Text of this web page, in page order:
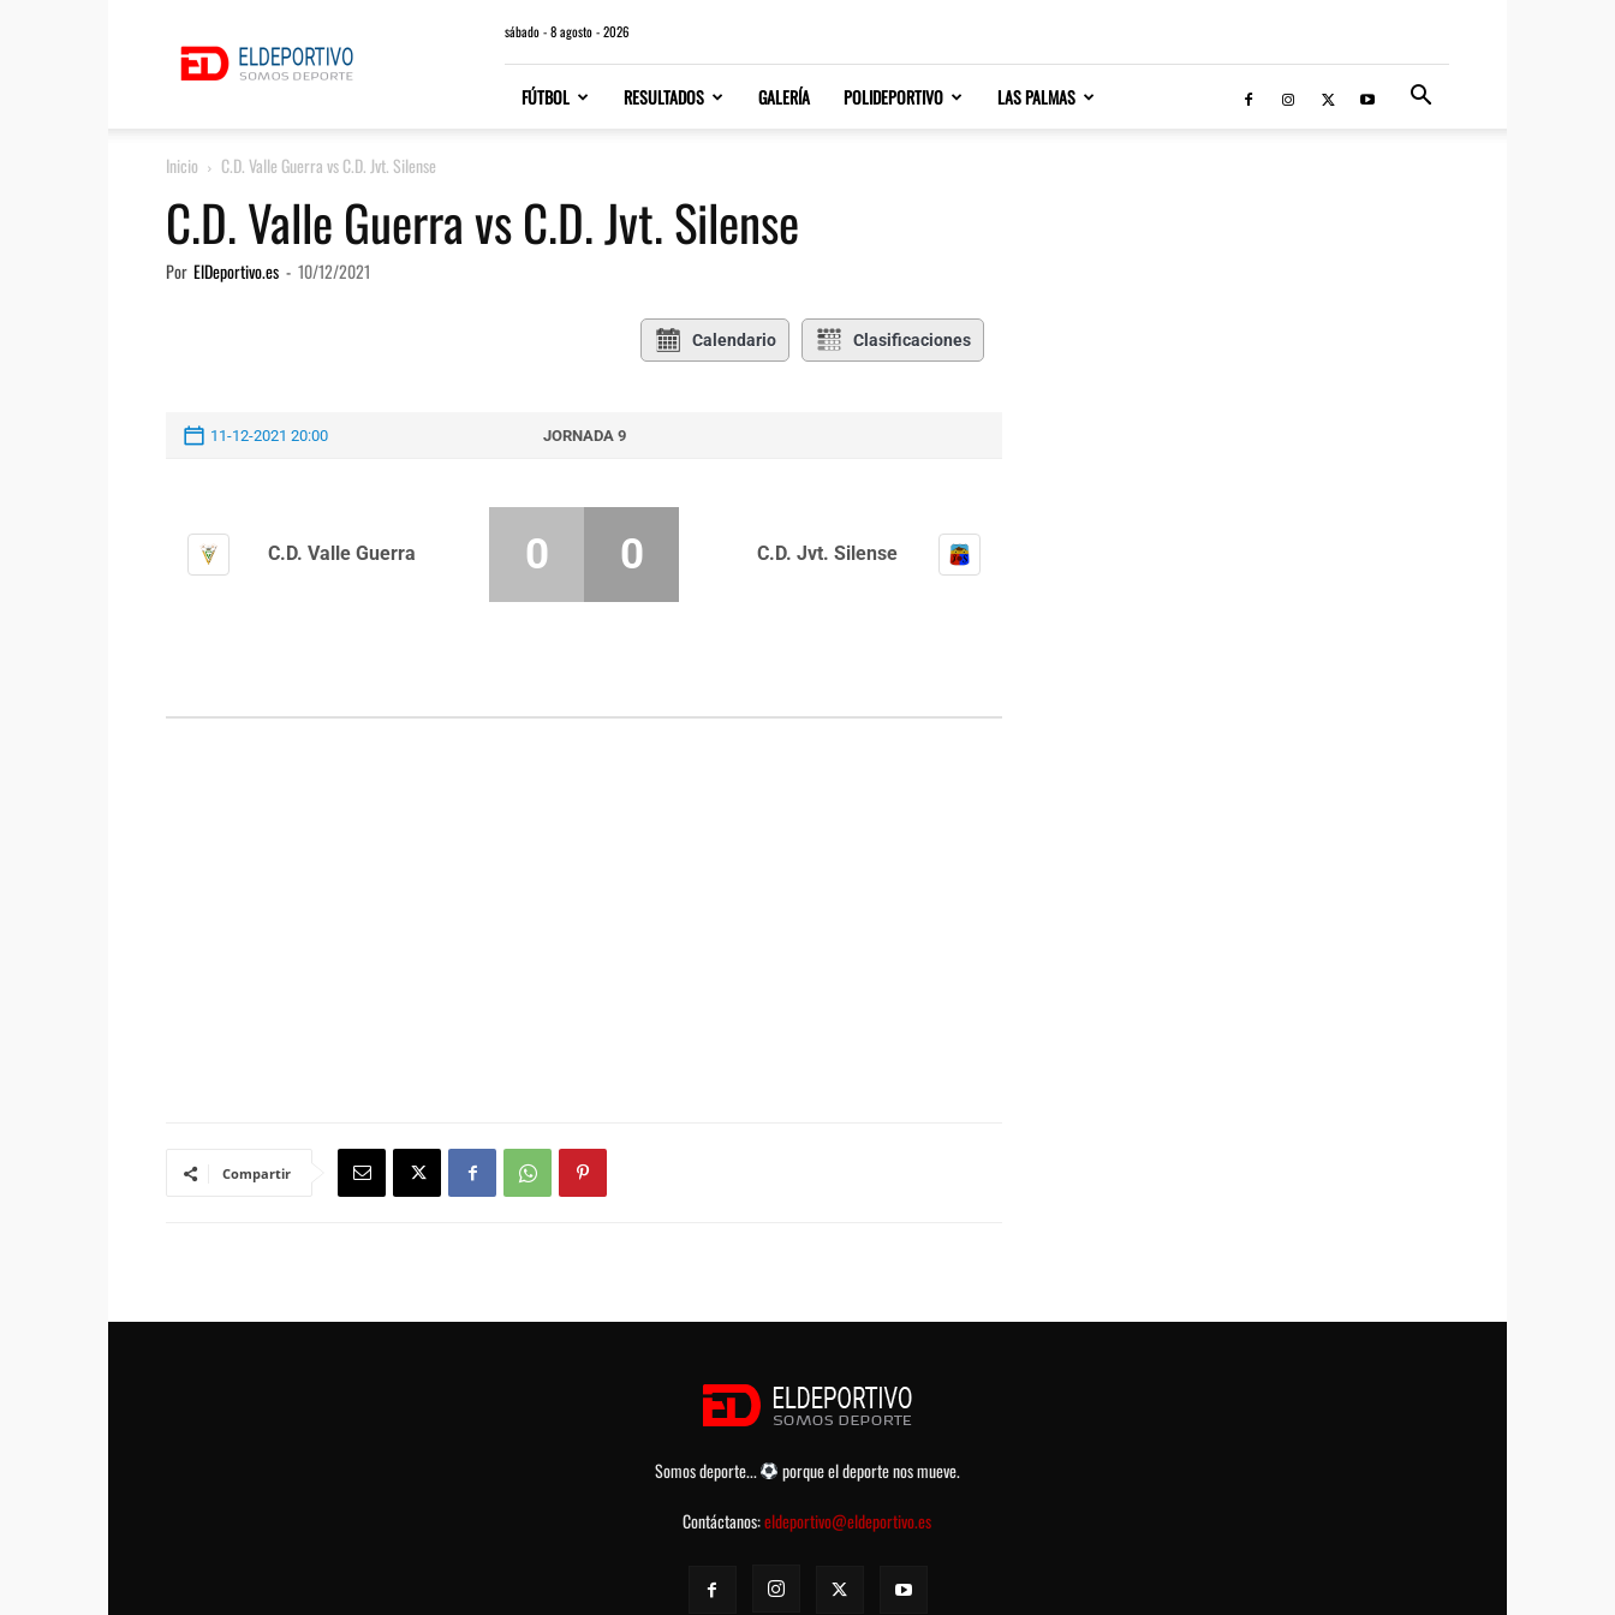
sábado - 8 agosto - 2026
FÚTBOL RESULTADOS GALERÍA POLIDEPORTIVO LAS PALMAS
Inicio C.D. Valle Guerra vs C.D. Jvt. Silense
C.D. Valle Guerra vs C.D. Jvt. Silense
Por ElDeportivo.es - 10/12/2021
Calendario Clasificaciones
11-12-2021 20:00 JORNADA 9
C.D. Valle Guerra C.D. Jvt. Silense
0 0
Compartir
Somos deporte...
porque el deporte nos mueve.
Contáctanos:eldeportivo@eldeportivo.es